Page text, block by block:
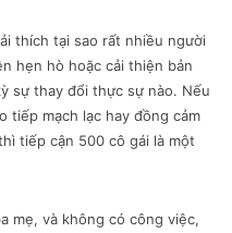
thích tại sao rất nhiều người
hẹn hò hoặc cải thiện bản
sự thay đổi thực sự nào. Nếu
tiếp mạch lạc hay đồng cảm
tiếp cận 500 cô gái là một
mẹ, và không có công việc,